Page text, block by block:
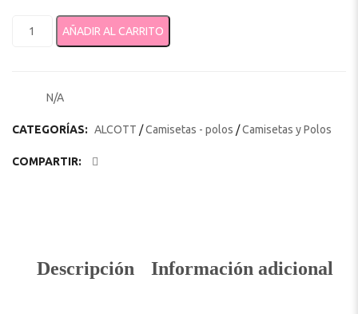
CAMISETA REGULAR HARVARD cantidad
AÑADIR AL CARRITO
N/A
CATEGORÍAS: ALCOTT /Camisetas - polos /Camisetas y Polos
COMPARTIR:
Descripción Información adicional